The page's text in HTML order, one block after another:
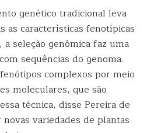
genético tradicional leva
as características fenotípicas
seleção genômica faz uma
sequências do genoma.
complexos por meio
moleculares, que são
técnica, disse Pereira de
variedades de plantas